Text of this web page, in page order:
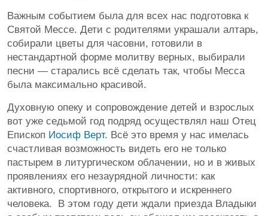
Важным событием была для всех нас подготовка к
Святой Мессе. Дети с родителями украшали алтарь,
собирали цветы для часовни, готовили в
нестандартной форме молитву верных, выбирали
песни — старались всё сделать так, чтобы Месса
была максимально красивой.
Духовную опеку и сопровождение детей и взрослых
вот уже седьмой год подряд осуществлял наш Отец
Епископ Иосиф Верт. Всё это время у нас имелась
счастливая возможность видеть его не только
пастырем в литургическом облачении, но и в живых
проявлениях его незаурядной личности: как
активного, спортивного, открытого и искреннего
человека. В этом году дети ждали приезда Владыки